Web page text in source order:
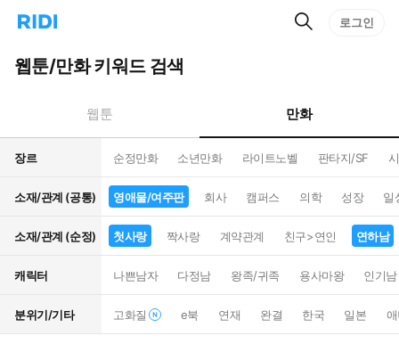
리
홈
으
턴
트
검
로그인
웹툰/만화 키워드 검색
웹툰 만화
장르 순정만화 소년만화 라이트노벨 판타지/SF
소재/관계 (공통) 영애물/여주판 회사 캠퍼스 의학 성장 일
소재/관계 (순정) 첫사랑 짝사랑 계약관계 친구>연인 연하남
캐릭터 나쁜남자 다정남 왕족/귀족 용사마왕 인기남
분위기/기타 고화질 e북 연재 완결 한국 일본